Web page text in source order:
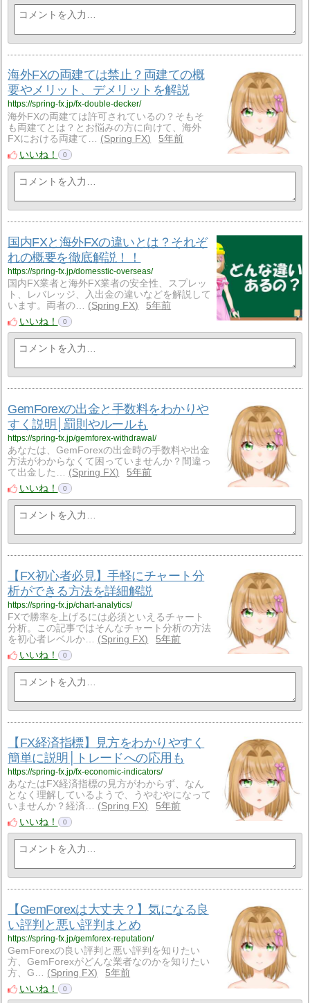
海外FXの両建ては禁止？両建ての概
要やメリット、デメリットを解説
https://spring-fx.jp/fx-double-decker/
海外FXの両建ては許可されているの？そもそ
も両建てとは？とお悩みの方に向けて、海外
FXにおける両建て…
Spring FX
5年前
いいね！
0
国内FXと海外FXの違いとは？それぞ
れの概要を徹底解説！！
https://spring-fx.jp/domesstic-overseas/
国内FX業者と海外FX業者の安全性、スプレッ
ト、レバレッジ、入出金の違いなどを解説して
います。両者の…
Spring FX
5年前
いいね！
0
GemForexの出金と手数料をわかりや
すく説明│罰則やルールも
https://spring-fx.jp/gemforex-withdrawal/
あなたは、GemForexの出金時の手数料や出金
方法がわからなくて困っていませんか？間違っ
て出金した…
Spring FX
5年前
いいね！
0
【FX初心者必見】手軽にチャート分
析ができる方法を詳細解説
https://spring-fx.jp/chart-analytics/
FXで勝率を上げるには必須といえるチャート
分析。この記事ではそんなチャート分析の方法
を初心者レベルか…
Spring FX
5年前
いいね！
0
【FX経済指標】見方をわかりやすく
簡単に説明│トレードへの応用も
https://spring-fx.jp/fx-economic-indicators/
あなたはFX経済指標の見方がわからず、なん
となく理解しているようで、うやむやになって
いませんか？経済…
Spring FX
5年前
いいね！
0
【GemForexは大丈夫？】気になる良
い評判と悪い評判まとめ
https://spring-fx.jp/gemforex-reputation/
GemForexの良い評判と悪い評判を知りたい
方、GemForexがどんな業者なのかを知りたい
方、G…
Spring FX
5年前
いいね！
0